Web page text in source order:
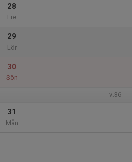
28
Fre
29
Lör
30
Sön
v.36
31
Mån